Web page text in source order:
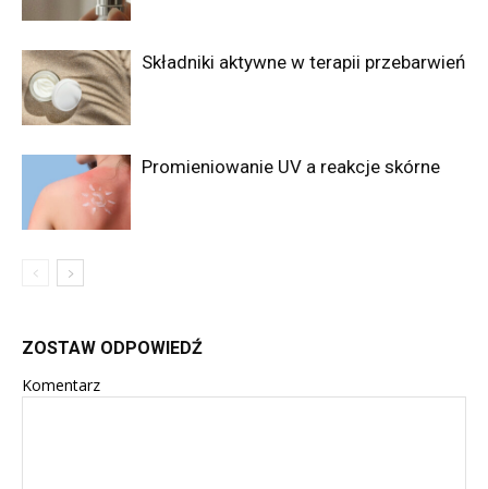
Składniki aktywne w terapii przebarwień
Promieniowanie UV a reakcje skórne
ZOSTAW ODPOWIEDŹ
Komentarz